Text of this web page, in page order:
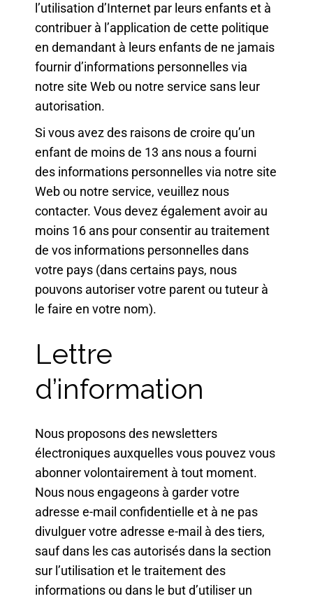
l’utilisation d’Internet par leurs enfants et à
contribuer à l’application de cette politique
en demandant à leurs enfants de ne jamais
fournir d’informations personnelles via
notre site Web ou notre service sans leur
autorisation.
Si vous avez des raisons de croire qu’un
enfant de moins de 13 ans nous a fourni
des informations personnelles via notre site
Web ou notre service, veuillez nous
contacter. Vous devez également avoir au
moins 16 ans pour consentir au traitement
de vos informations personnelles dans
votre pays (dans certains pays, nous
pouvons autoriser votre parent ou tuteur à
le faire en votre nom).
Lettre
d’information
Nous proposons des newsletters
électroniques auxquelles vous pouvez vous
abonner volontairement à tout moment.
Nous nous engageons à garder votre
adresse e-mail confidentielle et à ne pas
divulguer votre adresse e-mail à des tiers,
sauf dans les cas autorisés dans la section
sur l’utilisation et le traitement des
informations ou dans le but d’utiliser un